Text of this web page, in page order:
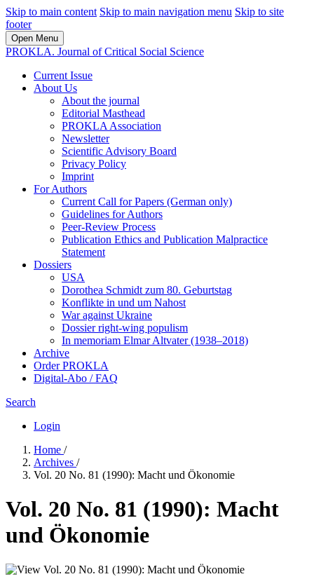
Skip to main content Skip to main navigation menu Skip to site
footer
Open Menu
PROKLA. Journal of Critical Social Science
Current Issue
About Us
About the journal
Editorial Masthead
PROKLA Association
Newsletter
Scientific Advisory Board
Privacy Policy
Imprint
For Authors
Current Call for Papers (German only)
Guidelines for Authors
Peer-Review Process
Publication Ethics and Publication Malpractice
Statement
Dossiers
USA
Dorothea Schmidt zum 80. Geburtstag
Konflikte in und um Nahost
War against Ukraine
Dossier right-wing populism
In me­mo­ri­am Elmar Altvater (1938–2018)
Archive
Order PROKLA
Digital-Abo / FAQ
Search
Login
Home /
Archives /
Vol. 20 No. 81 (1990): Macht und Ökonomie
Vol. 20 No. 81 (1990): Macht
und Ökonomie